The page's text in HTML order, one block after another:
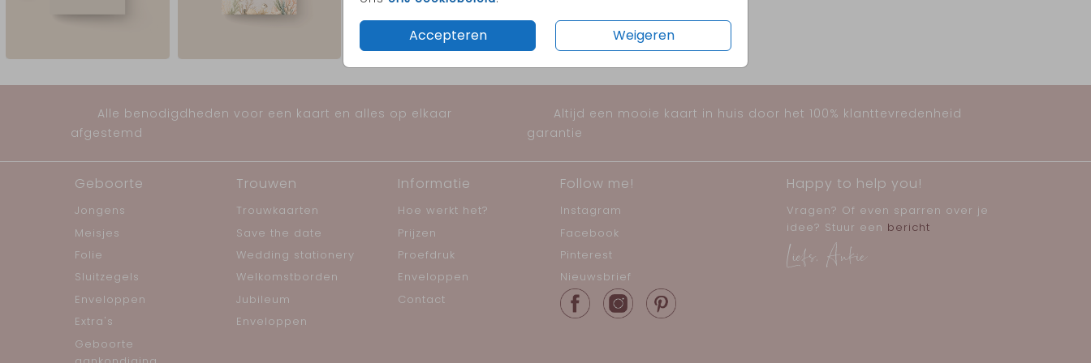
Accepteren Weigeren
Een stijlvol kraambezoekboek met schildpadden en zachte
onderwaterillustraties om alle mooie herinneringen aan de
kraamtijd te bewaren.
Alle benodigdheden voor een kaart en alles op elkaar
afgestemd
Altijd een mooie kaart in huis door het 100% klanttevredenheid
garantie
Geboorte
Jongens
Meisjes
Folie
Sluitzegels
Enveloppen
Extra's
Geboorte
Trouwen
Trouwkaarten
Save the date
Wedding stationery
Welkomstborden
Jubileum
Enveloppen
Informatie
Hoe werkt het?
Prijzen
Proefdruk
Enveloppen
Contact
Follow me!
Instagram
Facebook
Pinterest
Nieuwsbrief
Happy to help you!
Vragen? Of even sparren over je
idee? Stuur een bericht